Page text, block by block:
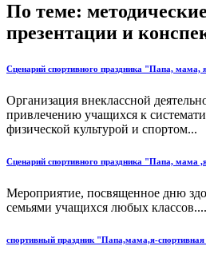
По теме:
презентации и
Сценарий спортивного праздника "Папа, мама,
Организация внеклассной
привлечению учащихся к
физической культурой и спортом...
Сценарий спортивного праздника "Папа, мама
Мероприятие, посвященное дню
семьями учащихся любых классов....
спортивный праздник "Папа,мама,я-